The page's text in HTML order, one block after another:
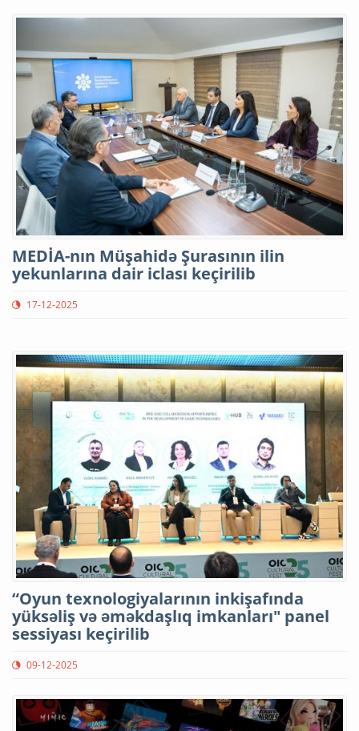
MEDİA-nın Müşahidə Şurasının ilin
yekunlarına dair iclası keçirilib
17-12-2025
“Oyun texnologiyalarının inkişafında
yüksəliş və əməkdaşlıq imkanları" panel
sessiyası keçirilib
09-12-2025